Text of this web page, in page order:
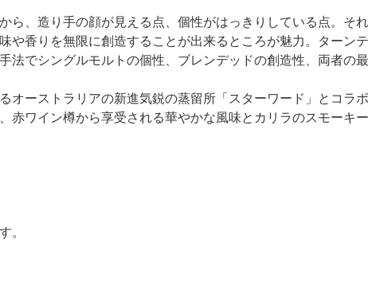
ら、造り手の顔が見える点、個性がはっきりしている点。そ
や香りを無限に創造することが出来るところが魅力。ターン
法でシングルモルトの個性、ブレンデッドの創造性、両者の
オーストラリアの新進気鋭の蒸留所「スターワード」とコラ
赤ワイン樽から享受される華やかな風味とカリラのスモーキ
。